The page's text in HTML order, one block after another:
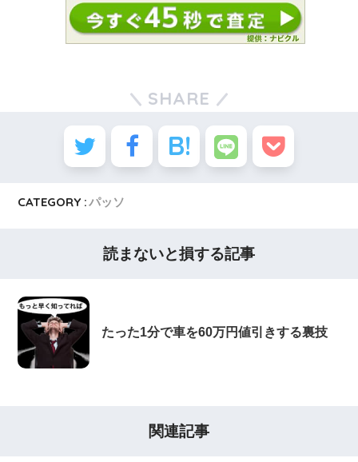
SHARE
CATEGORY :パッソ
読まないと損する記事
たった1分で車を60万円値引きする裏技
関連記事